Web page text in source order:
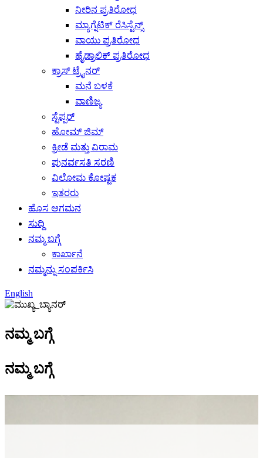
ನೀರಿನ ಪ್ರತಿರೋಧ
ಮ್ಯಾಗ್ನೆಟಿಕ್ ರೆಸಿಸ್ಟೆನ್ಸ್
ವಾಯು ಪ್ರತಿರೋಧ
ಹೈಡ್ರಾಲಿಕ್ ಪ್ರತಿರೋಧ
ಕ್ರಾಸ್ ಟ್ರೈನರ್
ಮನೆ ಬಳಕೆ
ವಾಣಿಜ್ಯ
ಸ್ಟೆಪ್ಪರ್
ಹೋಮ್ ಜಿಮ್
ಕ್ರೀಡೆ ಮತ್ತು ವಿರಾಮ
ಪುನರ್ವಸತಿ ಸರಣಿ
ವಿಲೋಮ ಕೋಷ್ಟಕ
ಇತರರು
ಹೊಸ ಆಗಮನ
ಸುದ್ದಿ
ನಮ್ಮ ಬಗ್ಗೆ
ಕಾರ್ಖಾನೆ
ನಮ್ಮನ್ನು ಸಂಪರ್ಕಿಸಿ
English
ನಮ್ಮ ಬಗ್ಗೆ
ನಮ್ಮ ಬಗ್ಗೆ